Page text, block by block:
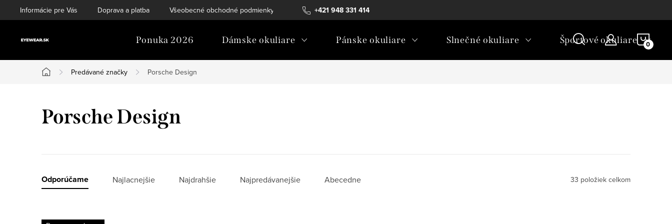
na
+421 948 331 414
Informácie pre Vás Doprava a platba Všeobecné obchodné podmienky Ochrana osobných údajov
Ponuka 2026 Dámske okuliare Pánske okuliare Slnečné okuliare Športové okuliare
Domov
Predávané značky Porsche Design
Porsche Design
R
Odporúčame Najlacnejšie Najdrahšie Najpredávanejšie Abecedne 33 položiek celkom
V